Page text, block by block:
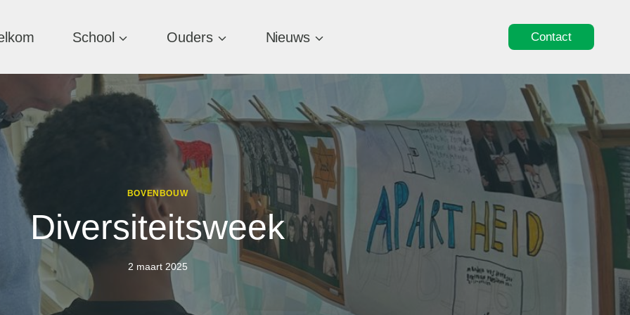
School Ouders Nieuws Contact
BOVENBOUW
Diversiteitsweek
2 maart 2025